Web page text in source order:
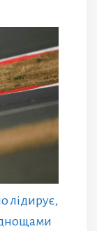
лідирує,